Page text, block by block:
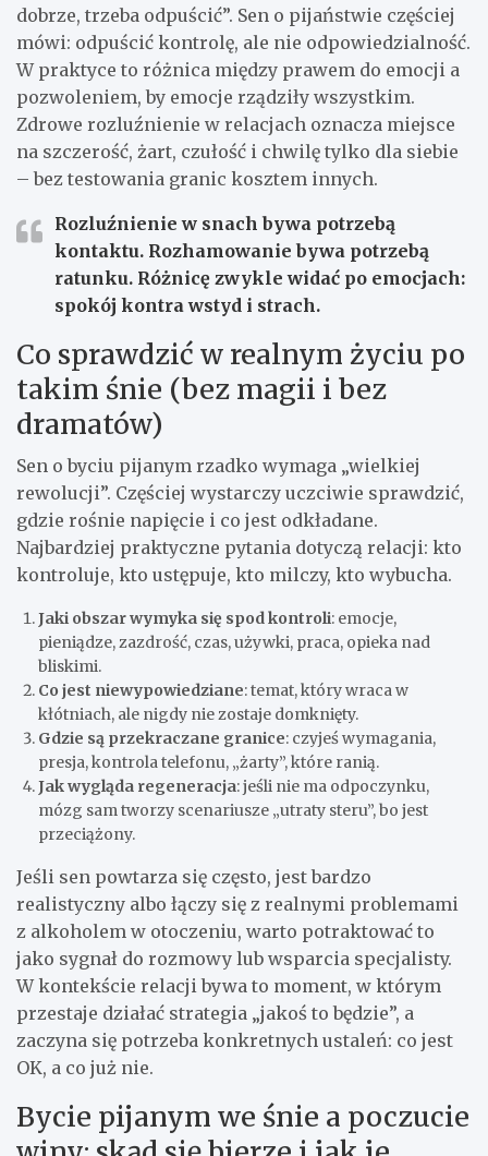
dobrze, trzeba odpuścić”. Sen o pijaństwie częściej
mówi: odpuścić kontrolę, ale nie odpowiedzialność.
W praktyce to różnica między prawem do emocji a
pozwoleniem, by emocje rządziły wszystkim.
Zdrowe rozluźnienie w relacjach oznacza miejsce
na szczerość, żart, czułość i chwilę tylko dla siebie
– bez testowania granic kosztem innych.
Rozluźnienie w snach bywa potrzebą
kontaktu. Rozhamowanie bywa potrzebą
ratunku. Różnicę zwykle widać po emocjach:
spokój kontra wstyd i strach.
Co sprawdzić w realnym życiu po
takim śnie (bez magii i bez
dramatów)
Sen o byciu pijanym rzadko wymaga „wielkiej
rewolucji”. Częściej wystarczy uczciwie sprawdzić,
gdzie rośnie napięcie i co jest odkładane.
Najbardziej praktyczne pytania dotyczą relacji: kto
kontroluje, kto ustępuje, kto milczy, kto wybucha.
Jaki obszar wymyka się spod kontroli: emocje,
pieniądze, zazdrość, czas, używki, praca, opieka nad
bliskimi.
Co jest niewypowiedziane: temat, który wraca w
kłótniach, ale nigdy nie zostaje domknięty.
Gdzie są przekraczane granice: czyjeś wymagania,
presja, kontrola telefonu, „żarty”, które ranią.
Jak wygląda regeneracja: jeśli nie ma odpoczynku,
mózg sam tworzy scenariusze „utraty steru”, bo jest
przeciążony.
Jeśli sen powtarza się często, jest bardzo
realistyczny albo łączy się z realnymi problemami
z alkoholem w otoczeniu, warto potraktować to
jako sygnał do rozmowy lub wsparcia specjalisty.
W kontekście relacji bywa to moment, w którym
przestaje działać strategia „jakoś to będzie”, a
zaczyna się potrzeba konkretnych ustaleń: co jest
OK, a co już nie.
Bycie pijanym we śnie a poczucie